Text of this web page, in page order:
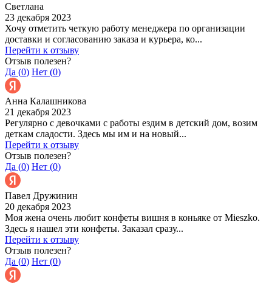
Светлана
23 декабря 2023
Хочу отметить четкую работу менеджера по организации
доставки и согласованию заказа и курьера, ко...
Перейти к отзыву
Отзыв полезен?
Да (0) Нет (0)
Анна Калашникова
21 декабря 2023
Регулярно с девочками с работы ездим в детский дом, возим
деткам сладости. Здесь мы им и на новый...
Перейти к отзыву
Отзыв полезен?
Да (0) Нет (0)
Павел Дружинин
20 декабря 2023
Моя жена очень любит конфеты вишня в коньяке от Mieszko.
Здесь я нашел эти конфеты. Заказал сразу...
Перейти к отзыву
Отзыв полезен?
Да (0) Нет (0)